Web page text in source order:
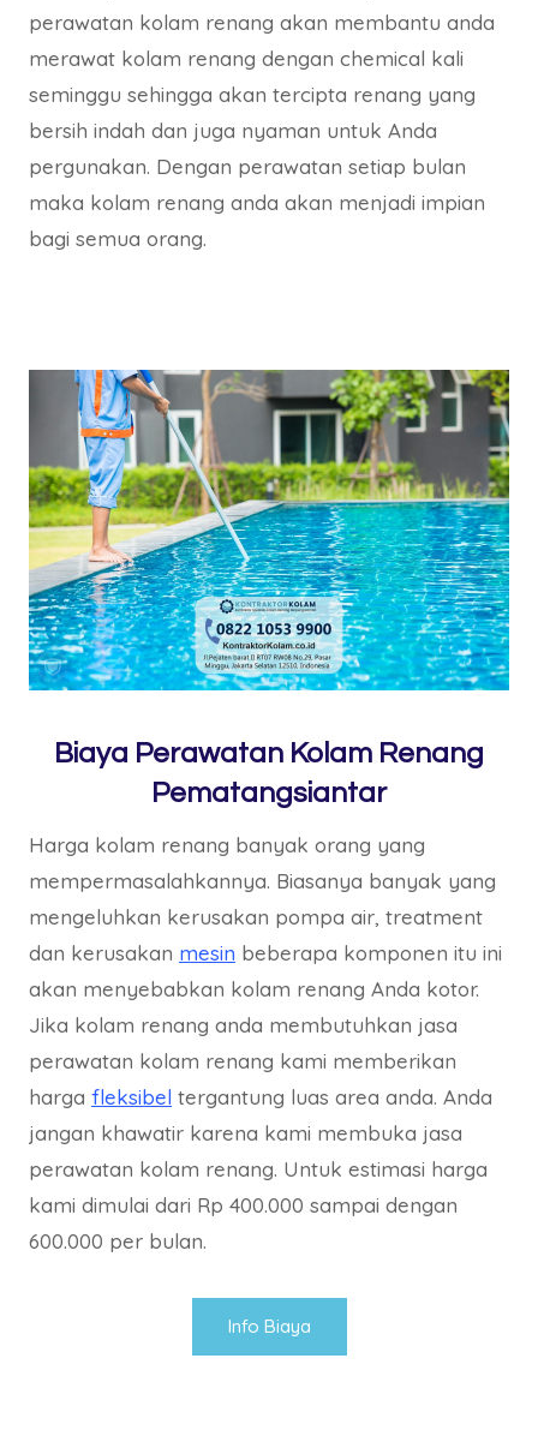
perawatan kolam renang akan membantu anda
merawat kolam renang dengan chemical kali
seminggu sehingga akan tercipta renang yang
bersih indah dan juga nyaman untuk Anda
pergunakan. Dengan perawatan setiap bulan
maka kolam renang anda akan menjadi impian
bagi semua orang.
Biaya Perawatan Kolam Renang
Pematangsiantar
Harga kolam renang banyak orang yang
mempermasalahkannya. Biasanya banyak yang
mengeluhkan kerusakan pompa air, treatment
dan kerusakan mesin beberapa komponen itu ini
akan menyebabkan kolam renang Anda kotor.
Jika kolam renang anda membutuhkan jasa
perawatan kolam renang kami memberikan
harga fleksibel tergantung luas area anda. Anda
jangan khawatir karena kami membuka jasa
perawatan kolam renang. Untuk estimasi harga
kami dimulai dari Rp 400.000 sampai dengan
600.000 per bulan.
Info Biaya